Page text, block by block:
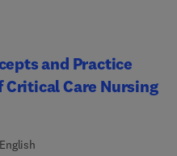
En esta nueva edicion se
todos los conocimientos de la
la patologia del suelo
afectan a la mujer. Se han
a ambitos de especial
en ginecologia en la
and Practice
Critical Care Nursing
English